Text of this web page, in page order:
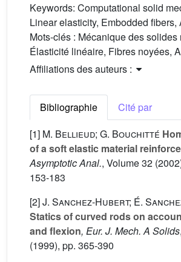
Keywords: Computational solid
Linear elasticity, Embodded fibers,
Mots-clés : Mécanique des solides
Élasticité linéaire, Fibres noyées,
Affiliations des auteurs :
Bibliographie
Cité par
[1] M. Bellieud; G. Bouchitté
of a soft elastic material
Asymptotic Anal., Volume 32
153-183
[2]J. Sanchez-Hubert; É.
Statics of curved rods on
and flexion, Eur. J. Mech. A Solids
(1999), pp. 365-390